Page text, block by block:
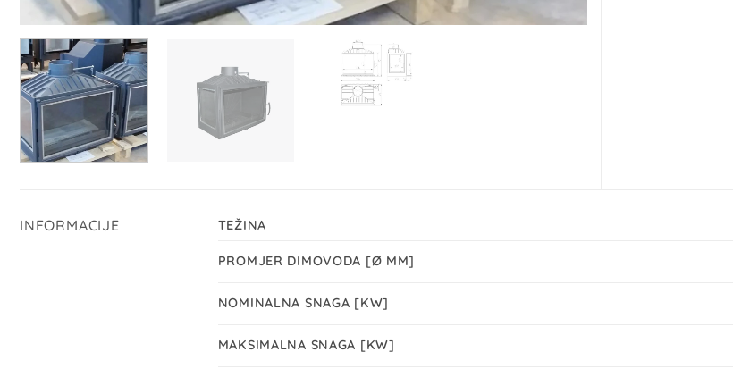
INFORMACIJE TEŽINA
PROMJER DIMOVODA [Ø MM]
NOMINALNA SNAGA [KW]
MAKSIMALNA SNAGA [KW]